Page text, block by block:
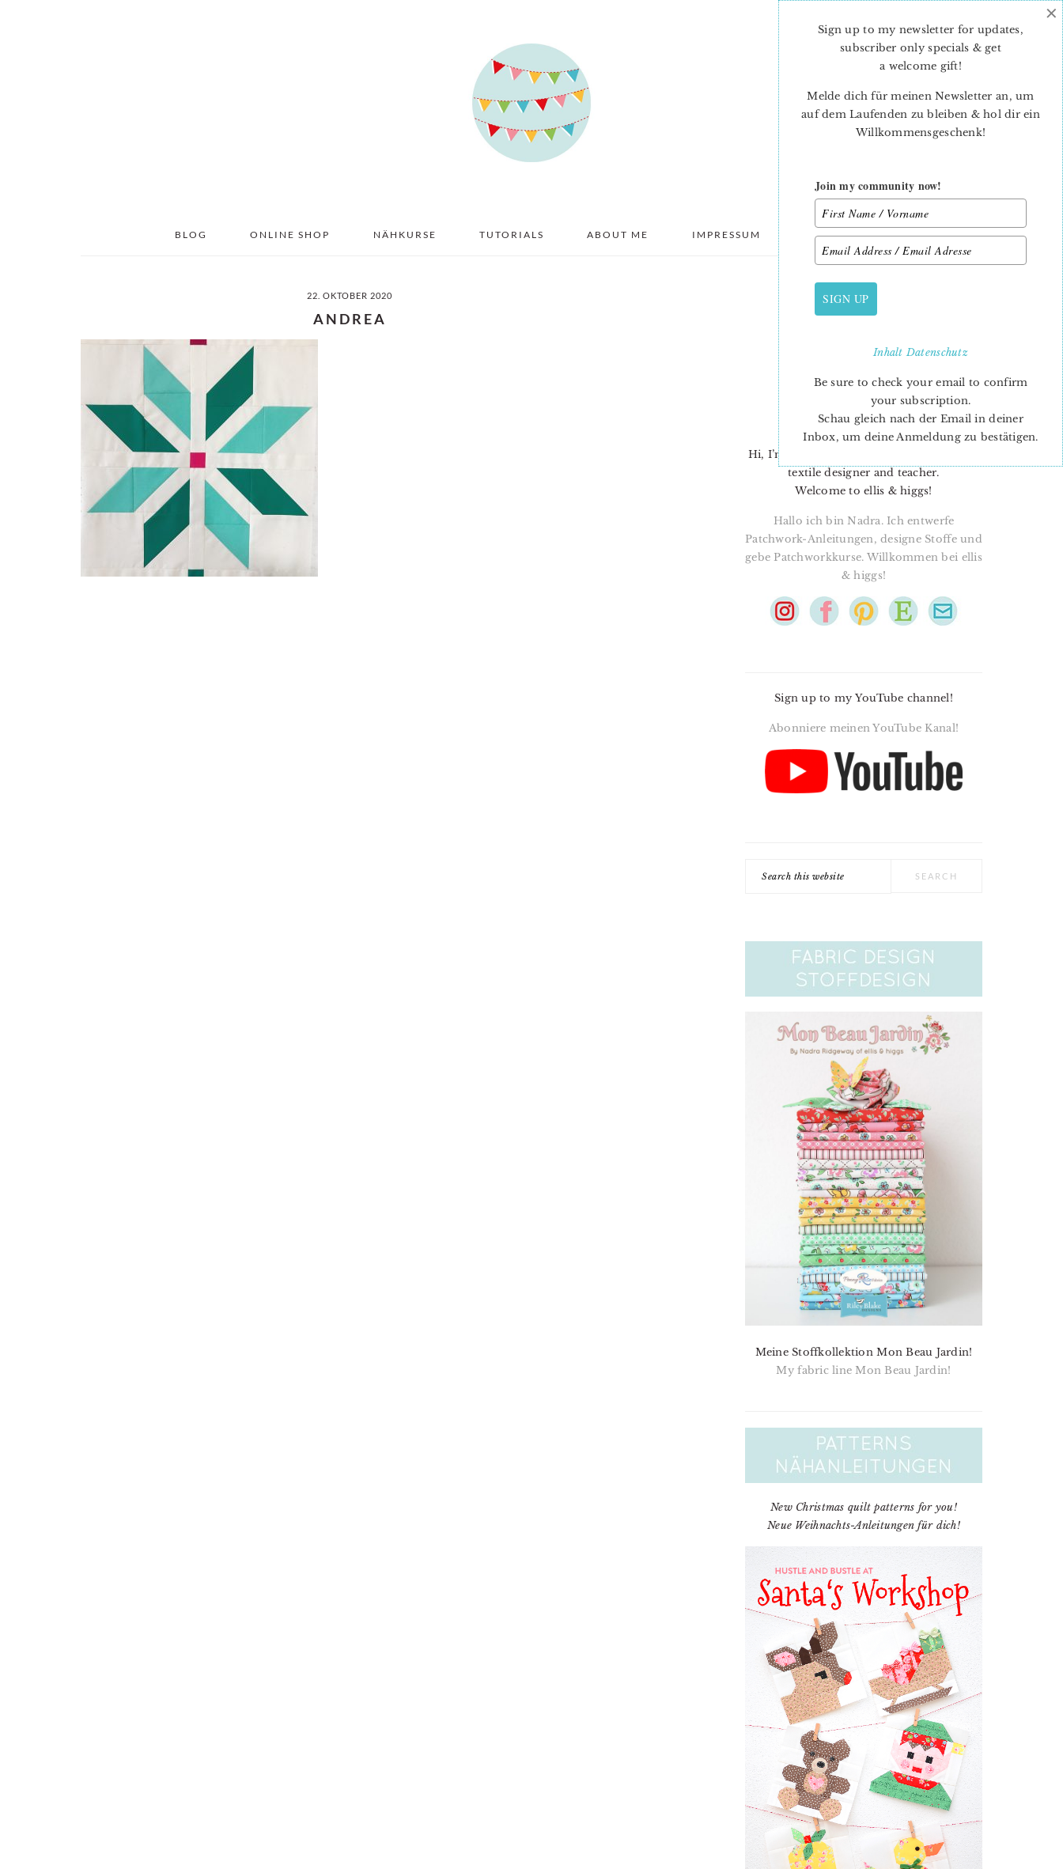
BLOG ONLINE SHOP NÄHKURSE TUTORIALS ABOUT ME IMPRESSUM DATENSCHUTZ
22. OKTOBER 2020
ANDREA
PRIMARY
SIDEBAR
Hi, I’m Nadra. I’m a quilt pattern designer,
textile designer and teacher.
Welcome to ellis & higgs!
Hallo ich bin Nadra. Ich entwerfe
Patchwork-Anleitungen, designe Stoffe und
gebe Patchworkkurse. Willkommen bei ellis
& higgs!
Sign up to my YouTube channel!
Abonniere meinen YouTube Kanal!
Meine Stoffkollektion Mon Beau Jardin!
My fabric line Mon Beau Jardin!
New Christmas quilt patterns for you!
Neue Weihnachts-Anleitungen für dich!
Sign up to my newsletter for updates,
subscriber only specials & get
a welcome gift!
Melde dich für meinen Newsletter an, um
auf dem Laufenden zu bleiben & hol dir ein
Willkommensgeschenk!
Join my community now!
SIGN UP
InhaltDatenschutz
Be sure to check your email to confirm
your subscription.
Schau gleich nach der Email in deiner
Inbox, um deine Anmeldung zu bestätigen.
×